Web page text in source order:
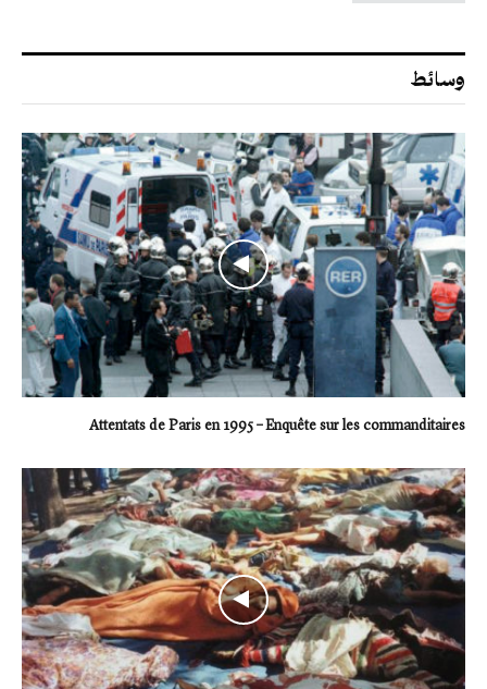
وسائط
Attentats de Paris en 1995 – Enquête sur les commanditaires